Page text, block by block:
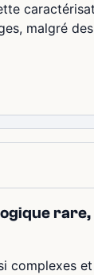
malgré
complexes